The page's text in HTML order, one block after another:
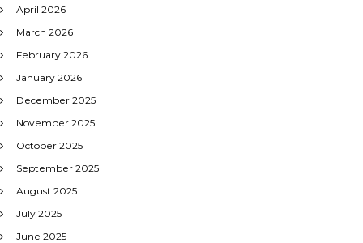
April 2026
March 2026
February 2026
January 2026
December 2025
November 2025
October 2025
September 2025
August 2025
July 2025
June 2025